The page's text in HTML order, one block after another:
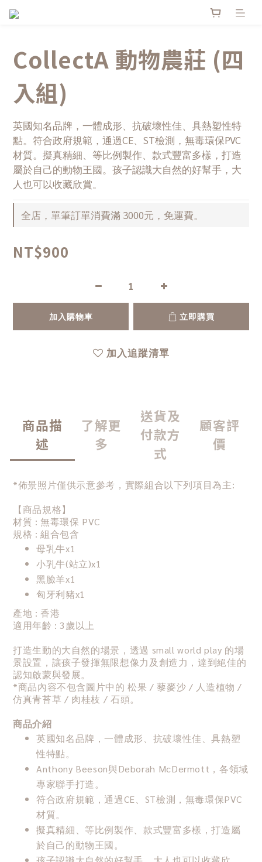
CollectA 動物農莊 (四
入組)
英國知名品牌，一體成形、抗破壞性佳、具熱塑性特
點。符合政府規範，通過CE、ST檢測，無毒環保PVC
材質。擬真精細、等比例製作、款式豐富多樣，打造
屬於自己的動物王國。孩子認識大自然的好幫手，大
人也可以收藏欣賞。
全店，單筆訂單消費滿 3000元，免運費。
NT$900
加入購物車 立即購買
加入追蹤清單
商品描
述
了解更
多
送貨及
付款方
式
顧客評
價
*佈景照片僅供示意參考，實際組合以下列項目為主:
【商品規格】
材質 : 無毒環保 PVC
規格 : 組合包含
母乳牛x1
小乳牛(站立)x1
黑臉羊x1
匈牙利豬x1
產地 : 香港
適用年齡 : 3歲以上
打造生動的大自然的場景，透過 small world play 的場
景設置，讓孩子發揮無限想像力及創造力，達到絕佳的
認知啟蒙與發展。
*商品內容不包含圖片中的 松果 / 藜麥沙 / 人造植物 /
仿真青苔草 / 肉桂枝 / 石頭。
商品介紹
英國知名品牌，一體成形、抗破壞性佳、具熱塑
性特點。
Anthony Beeson與Deborah McDermott，各領域
專家聯手打造。
符合政府規範，通過CE、ST檢測，無毒環保PVC
材質。
擬真精細、等比例製作、款式豐富多樣，打造屬
於自己的動物王國。